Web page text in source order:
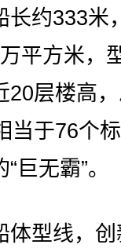
长约333米
平方米，
20层楼高
当于76个
巨无霸”。
型线，创